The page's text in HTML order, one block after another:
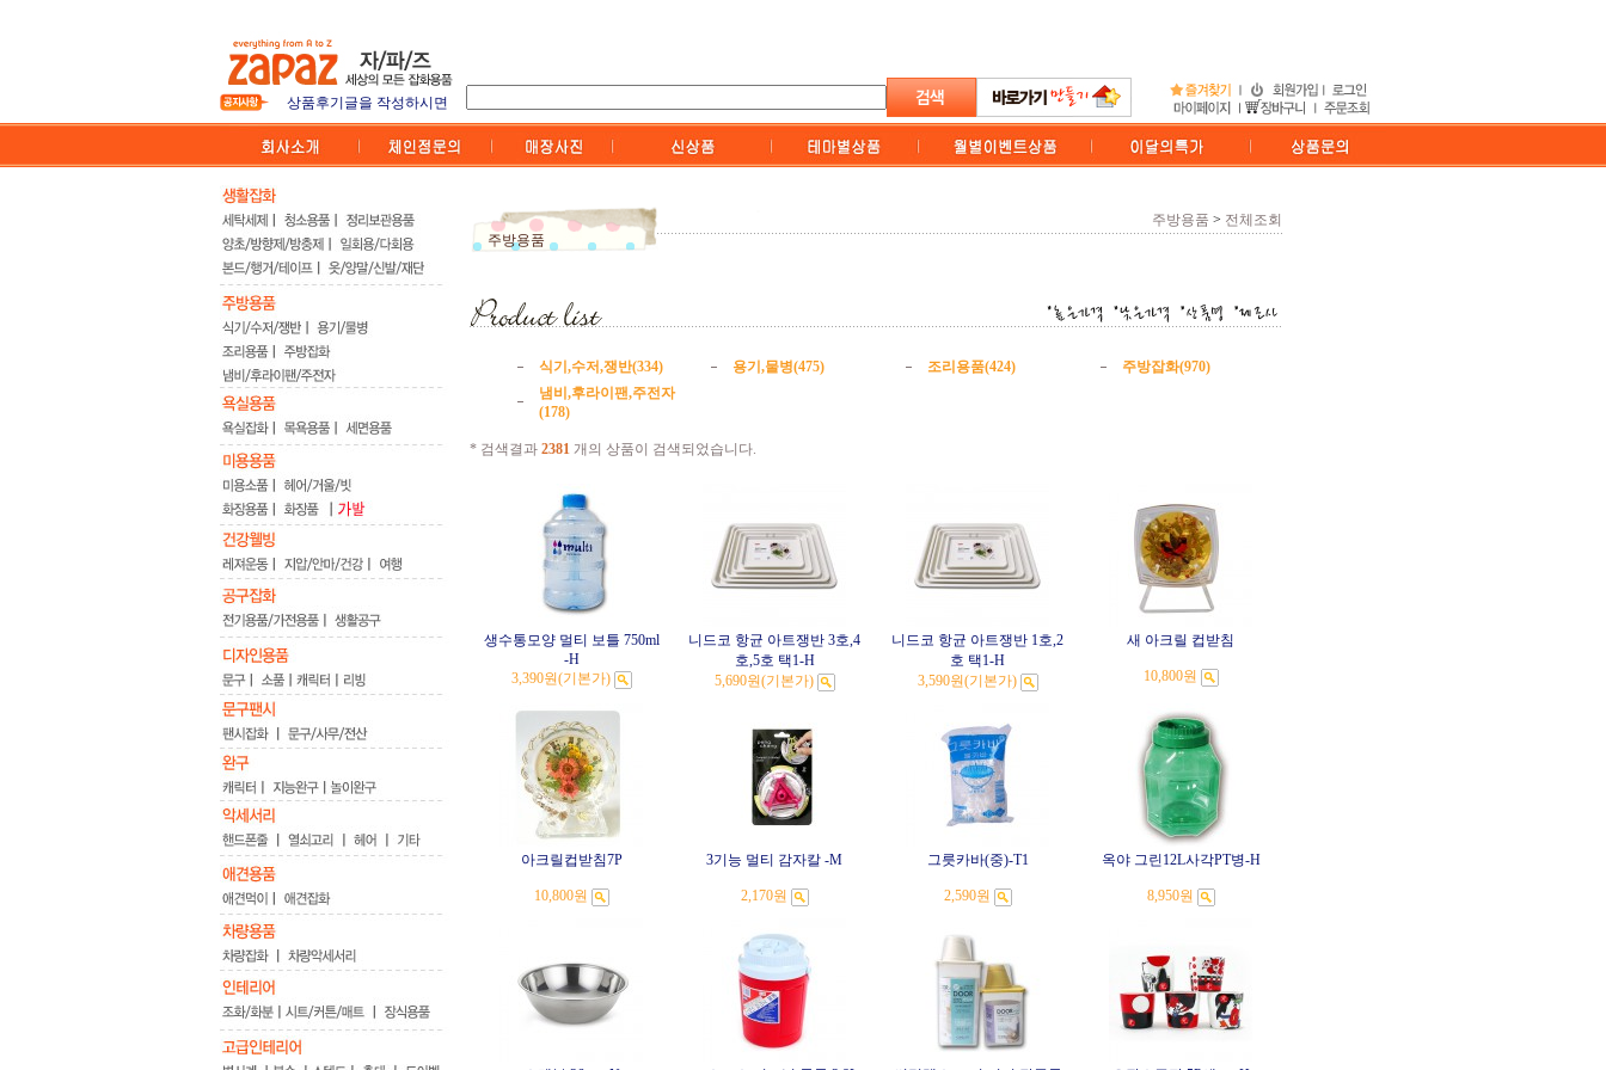
5만원이상 무료배송 및 전
상품후기글을 작성하시면
디자인 소품 - 직접 만든
가입시 포인트2000점
주방용품 > 전체조회
주방용품
식기,수저,쟁반(334) 용기,물병(475) 조리용품(424)
주방잡화(970)
냄비,후라이팬,주전자
(178)
* 검색결과 2381 개의 상품이 검색되었습니다.
생수통모양 멀티 보틀 750ml
-H
3,390원(기본가)
니드코 항균 아트쟁반 3호,4
호,5호 택1-H
5,690원(기본가)
니드코 항균 아트쟁반 1호,2
호 택1-H
3,590원(기본가)
새 아크릴 컵받침
10,800원
아크릴컵받침7P
10,800원
3기능 멀티 감자칼 -M
2,170원
그릇카바(중)-T1
2,590원
옥야 그린12L사각PT병-H
8,950원